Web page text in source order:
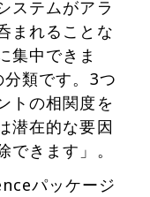
ステムがアラ
まれることな
集中できま
類です。3つ
トの相関度を
潜在的な要因
きます」。
パッケージ